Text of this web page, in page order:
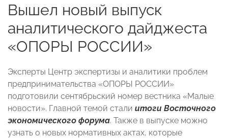
Вышел новый выпуск
аналитического дайджеста
«ОПОРЫ РОССИИ»
Эксперты Центр экспертизы и аналитики проблем
предпринимательства «ОПОРЫ РОССИИ»
подготовили сентябрьский номер вестника «Малые
новости». Главной темой стали итоги Восточного
экономического форума. Также в выпуске можно
узнать о новых нормативных актах, которые